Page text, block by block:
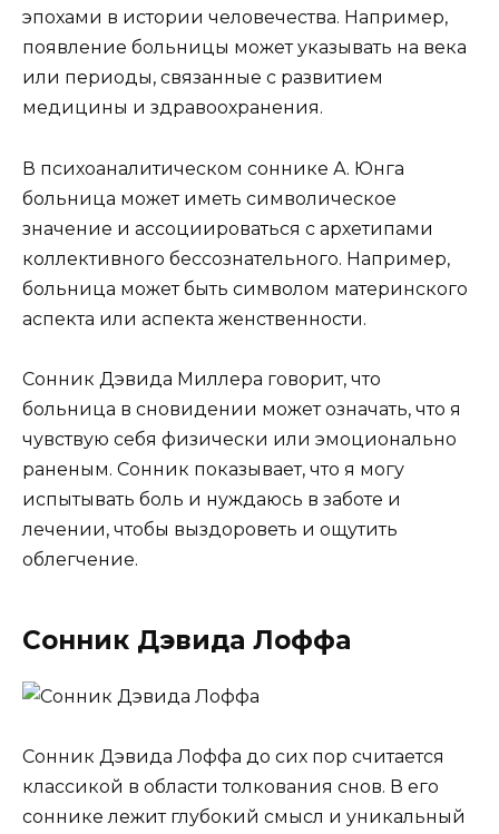
эпохами в истории человечества. Например,
появление больницы может указывать на века
или периоды, связанные с развитием
медицины и здравоохранения.
В психоаналитическом соннике А. Юнга
больница может иметь символическое
значение и ассоциироваться с архетипами
коллективного бессознательного. Например,
больница может быть символом материнского
аспекта или аспекта женственности.
Сонник Дэвида Миллера говорит, что
больница в сновидении может означать, что я
чувствую себя физически или эмоционально
раненым. Сонник показывает, что я могу
испытывать боль и нуждаюсь в заботе и
лечении, чтобы выздороветь и ощутить
облегчение.
Сонник Дэвида Лоффа
Сонник Дэвида Лоффа до сих пор считается
классикой в области толкования снов. В его
соннике лежит глубокий смысл и уникальный